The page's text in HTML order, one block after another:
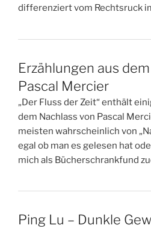
differenziert vom Rechtsruck
Erzählungen aus
Pascal Mercier
„Der Fluss der Zeit“ enthält
dem Nachlass von Pascal
meisten wahrscheinlich von
egal ob man es gelesen hat
mich als Bücherschrankfund
Ping Lu – Dunkle